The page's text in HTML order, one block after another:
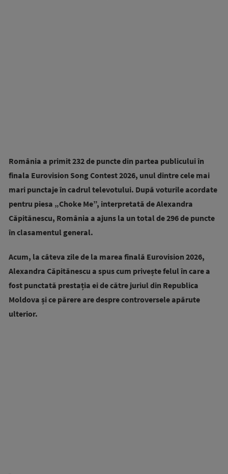
România a primit 232 de puncte din partea publicului în
finala Eurovision Song Contest 2026, unul dintre cele mai
mari punctaje în cadrul televotului. După voturile acordate
pentru piesa „Choke Me”, interpretată de Alexandra
Căpitănescu, România a ajuns la un total de 296 de puncte
în clasamentul general.
Acum, la câteva zile de la marea finală Eurovision 2026,
Alexandra Căpitănescu a spus cum privește felul în care a
fost punctată prestația ei de către juriul din Republica
Moldova și ce părere are despre controversele apărute
ulterior.